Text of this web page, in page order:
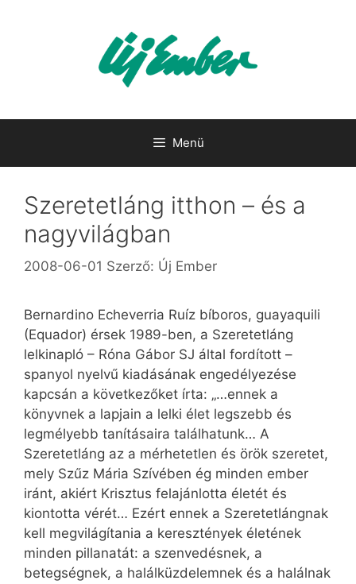
Menü
Szeretetláng itthon – és a
nagyvilágban
2008-06-01 Szerző: Új Ember
Bernardino Echeverria Ruíz bíboros, guayaquili
(Equador) érsek 1989-ben, a Szeretetláng
lelkinapló – Róna Gábor SJ által fordított –
spanyol nyelvű kiadásának engedélyezése
kapcsán a következőket írta: „…ennek a
könyvnek a lapjain a lelki élet legszebb és
legmélyebb tanításaira találhatunk… A
Szeretetláng az a mérhetetlen és örök szeretet,
mely Szűz Mária Szívében ég minden ember
iránt, akiért Krisztus felajánlotta életét és
kiontotta vérét… Ezért ennek a Szeretetlángnak
kell megvilágítania a keresztények életének
minden pillanatát: a szenvedésnek, a
betegségnek, a halálküzdelemnek és a halálnak